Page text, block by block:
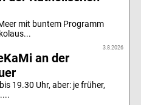
mit buntem Programm
3.8.2026
an der
19.30 Uhr, aber: je früher,